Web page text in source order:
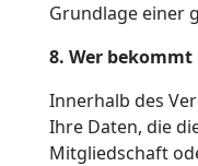
Grundlage einer
8. Wer
Innerhalb des
Ihre Daten, die
Mitgliedschaft